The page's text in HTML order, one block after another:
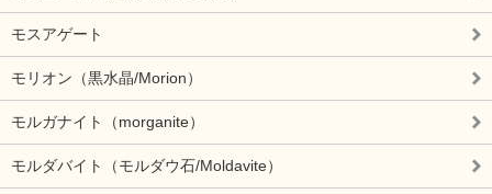
モスアゲート
モリオン（黒水晶/Morion）
モルガナイト（morganite）
モルダバイト（モルダウ石/Moldavite）